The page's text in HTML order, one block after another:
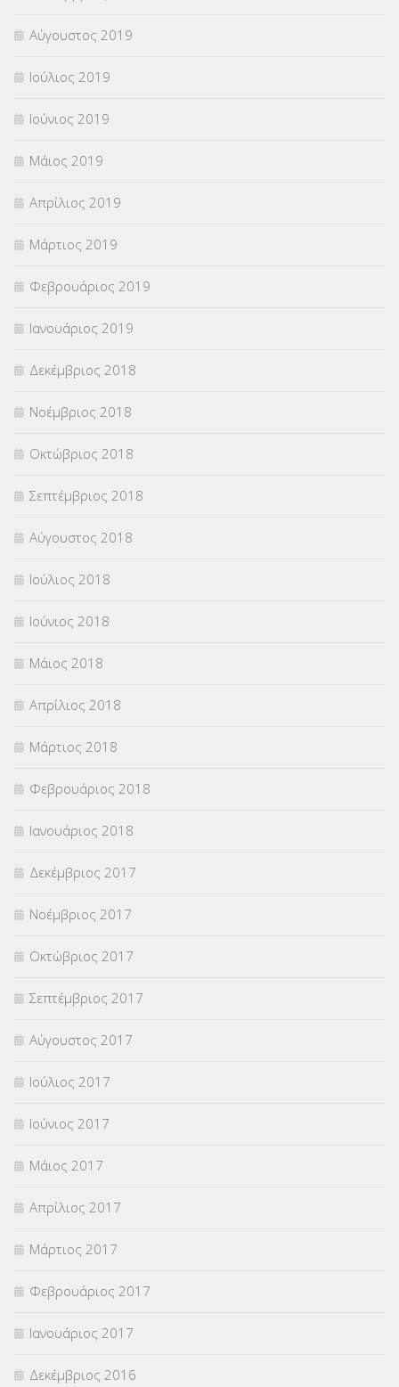
Αύγουστος 2019
Ιούλιος 2019
Ιούνιος 2019
Μάιος 2019
Απρίλιος 2019
Μάρτιος 2019
Φεβρουάριος 2019
Ιανουάριος 2019
Δεκέμβριος 2018
Νοέμβριος 2018
Οκτώβριος 2018
Σεπτέμβριος 2018
Αύγουστος 2018
Ιούλιος 2018
Ιούνιος 2018
Μάιος 2018
Απρίλιος 2018
Μάρτιος 2018
Φεβρουάριος 2018
Ιανουάριος 2018
Δεκέμβριος 2017
Νοέμβριος 2017
Οκτώβριος 2017
Σεπτέμβριος 2017
Αύγουστος 2017
Ιούλιος 2017
Ιούνιος 2017
Μάιος 2017
Απρίλιος 2017
Μάρτιος 2017
Φεβρουάριος 2017
Ιανουάριος 2017
Δεκέμβριος 2016